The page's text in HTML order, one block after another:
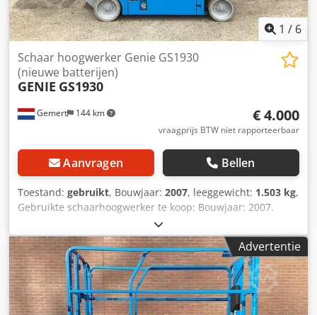
1 / 6
Gemert 144 km
Schaar hoogwerker Genie GS1930
(nieuwe batterijen)
GENIE GS1930
€ 4.000
vraagprijs BTW niet rapporteerbaar
Aanvragen Bellen
Toestand: gebruikt, Bouwjaar: 2007, leeggewicht: 1.503 kg,
Gebruikte schaarhoogwerker te koop: Bouwjaar: 2007.
Gewicht: 1503 kilo. afmetingen: 1,65 x 0.82 meter. Platform
uitschuifbaar: 90 cm. Dwsdpfxowvgavo Ab Dja Aandrijving:
elektrisch. Hefvermogen: 227kg. Prijs per stuk: € 4.000,-. ex
BTW Meerdere op voorraad!
Advertentie